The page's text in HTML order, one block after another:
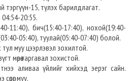
тэргүүн-15, түлэх барилдлагат.
20:55.
11:40), бич(15:40-17:40), нохой(19:40-
05:40), туулай(05:40-07:40) болой.
тул муу цээрлэвэл зохилтой.
мөрөө гаргавал зохистой.
аливаа үйлийг хийхэд эерэг сайн.
муу.